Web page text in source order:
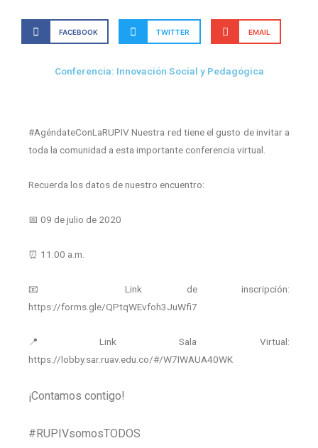
FACEBOOK TWITTER EMAIL
Conferencia: Innovación Social y Pedagógica
#AgéndateConLaRUPIV Nuestra red tiene el gusto de invitar a
toda la comunidad a esta importante conferencia virtual.
Recuerda los datos de nuestro encuentro:
📅 09 de julio de 2020
⏰ 11:00 a.m.
📧 Link de inscripción:
https://forms.gle/QPtqWEvfoh3JuWfi7
📍Link Sala Virtual:
https://lobby.sar.ruav.edu.co/#/W7IWAUA40WK
¡Contamos contigo!
#RUPIVsomosTODOS